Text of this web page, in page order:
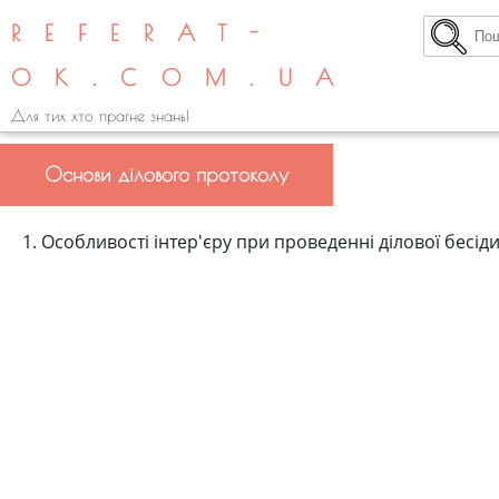
REFERAT-
OK.COM.UA
Для тих хто прагне знань!
Основи ділового протоколу
1. Особливості інтер'єру при проведенні ділової